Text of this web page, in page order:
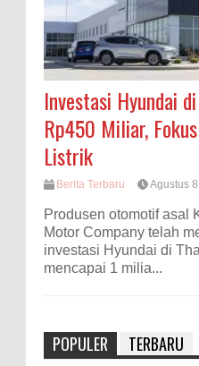
Investasi Hyundai
Rp450 Miliar,
Listrik
Berita Terbaru Agustus
Produsen otomotif asal
Motor Company telah
investasi Hyundai di
mencapai 1 milia...
POPULER TERBARU